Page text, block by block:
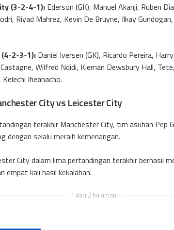
(3-2-4-1): Ederson (GK), Manuel Akanji, Ruben
Riyad Mahrez, Kevin De Bruyne, Ilkay Gundogan,
(4-2-3-1): Daniel Iversen (GK), Ricardo Pereira,
Wilfred Ndidi, Kiernan Dewsbury Hall,
Iheanacho.
City vs Leicester City
terakhir Manchester City, tim asuhan Pep
dengan selalu meraih kemenangan.
City dalam lima pertandingan terakhir berhasil
empat kali hasil kekalahan.
1 dari 2 halaman